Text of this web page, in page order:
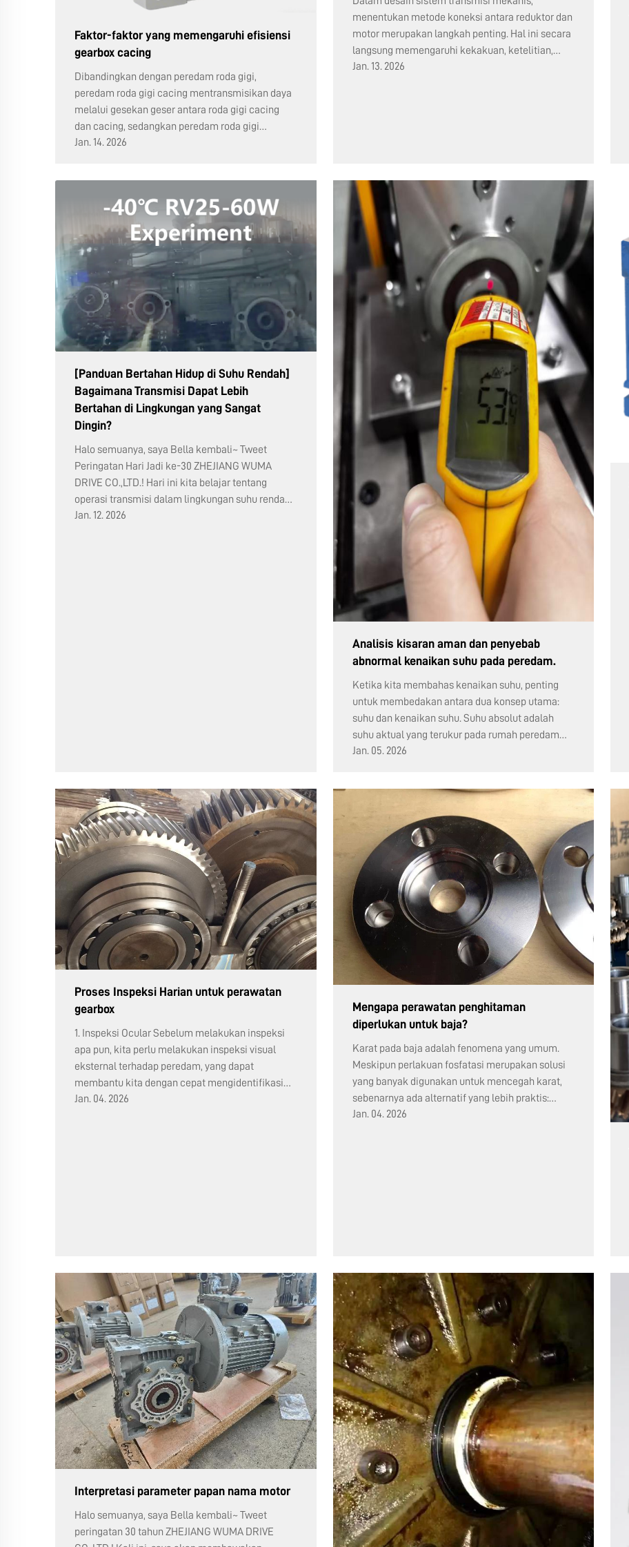
Faktor-faktor yang memengaruhi efisiensi
gearbox cacing
Dibandingkan dengan peredam roda gigi,
peredam roda gigi cacing mentransmisikan daya
melalui gesekan geser antara roda gigi cacing
dan cacing, sedangkan peredam roda gigi
biasanya mentransmisikan daya melalui gesekan
Jan. 14. 2026
menentukan metode koneksi antara reduktor dan
motor merupakan langkah penting. Hal ini secara
langsung memengaruhi kekakuan, ketelitian,
keandalan, kemudahan perawatan, serta biaya
Jan. 13. 2026
[Panduan Bertahan Hidup di Suhu Rendah]
Bagaimana Transmisi Dapat Lebih
Bertahan di Lingkungan yang Sangat
Dingin?
Halo semuanya, saya Bella kembali~ Tweet
Peringatan Hari Jadi ke-30 ZHEJIANG WUMA
DRIVE CO.,LTD.! Hari ini kita belajar tentang
operasi transmisi dalam lingkungan suhu rendah.
Di tengah musim dingin, ketika suhu turun di
Jan. 12. 2026
Analisis kisaran aman dan penyebab
abnormal kenaikan suhu pada peredam.
Ketika kita membahas kenaikan suhu, penting
untuk membedakan antara dua konsep utama:
suhu dan kenaikan suhu. Suhu absolut adalah
suhu aktual yang terukur pada rumah peredam
atau bak oli, sedangkan kenaikan suhu adalah
Jan. 05. 2026
Proses Inspeksi Harian untuk perawatan
gearbox
1. Inspeksi Ocular Sebelum melakukan inspeksi
apa pun, kita perlu melakukan inspeksi visual
eksternal terhadap peredam, yang dapat
membantu kita dengan cepat mengidentifikasi
masalah pada peredam. (1) Periksa apakah
Jan. 04. 2026
Mengapa perawatan penghitaman
diperlukan untuk baja?
Karat pada baja adalah fenomena yang umum.
Meskipun perlakuan fosfatasi merupakan solusi
yang banyak digunakan untuk mencegah karat,
sebenarnya ada alternatif yang lebih praktis:
perawatan penghitaman. Perawatan
Jan. 04. 2026
Interpretasi parameter papan nama motor
Halo semuanya, saya Bella kembali~ Tweet
peringatan 30 tahun ZHEJIANG WUMA DRIVE